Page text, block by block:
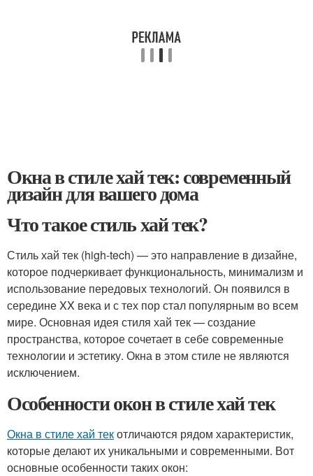
Окна в стиле хай тек: современный
дизайн для вашего дома
Что такое стиль хай тек?
Стиль хай тек (high-tech) — это направление в дизайне,
которое подчеркивает функциональность, минимализм и
использование передовых технологий. Он появился в
середине XX века и с тех пор стал популярным во всем
мире. Основная идея стиля хай тек — создание
пространства, которое сочетает в себе современные
технологии и эстетику. Окна в этом стиле не являются
исключением.
Особенности окон в стиле хай тек
Окна в стиле хай текотличаются рядом характеристик,
которые делают их уникальными и современными. Вот
основные особенности таких окон: